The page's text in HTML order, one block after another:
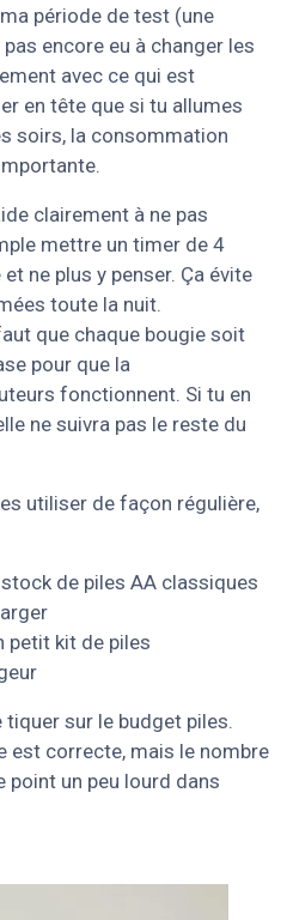
période de test (une
encore eu à changer les
avec ce qui est
en tête que si tu allumes
soirs, la consommation
clairement à ne pas
mettre un timer de 4
ne plus y penser. Ça évite
toute la nuit.
que chaque bougie soit
pour que la
fonctionnent. Si tu en
ne suivra pas le reste du
utiliser de façon régulière,
de piles AA classiques
petit kit de piles
tiquer sur le budget piles.
est correcte, mais le nombre
point un peu lourd dans